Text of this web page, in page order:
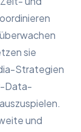
sie
Strategien
Data-
und